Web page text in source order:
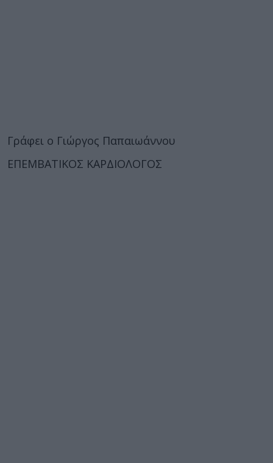
Γράφει ο Γιώργος Παπαιωάννου
ΕΠΕΜΒΑΤΙΚΟΣ ΚΑΡΔΙΟΛΟΓΟΣ